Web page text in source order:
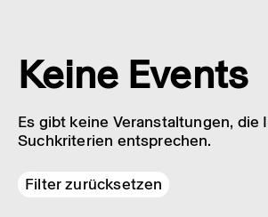
Keine Events
Es gibt keine Veranstaltungen, die
Suchkriterien entsprechen.
Filter zurücksetzen